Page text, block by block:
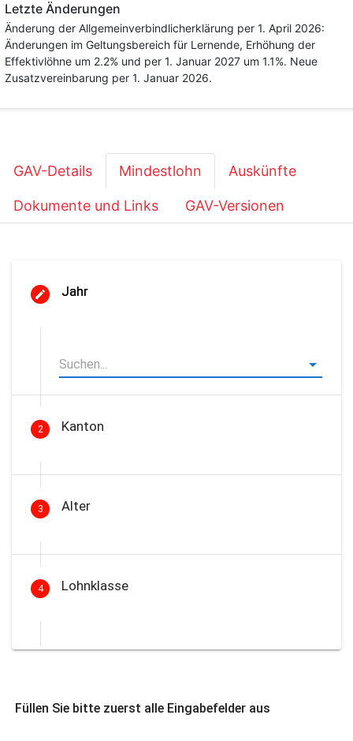
Letzte Änderungen
Änderung der Allgemeinverbindlicherklärung per 1. April 2026:
Änderungen im Geltungsbereich für Lernende, Erhöhung der
Effektivlöhne um 2.2% und per 1. Januar 2027 um 1.1%. Neue
Zusatzvereinbarung per 1. Januar 2026.
GAV-Details Mindestlohn Auskünfte
Dokumente und Links GAV-Versionen
Jahr
2 Kanton
3 Alter
4 Lohnklasse
Füllen Sie bitte zuerst alle Eingabefelder aus